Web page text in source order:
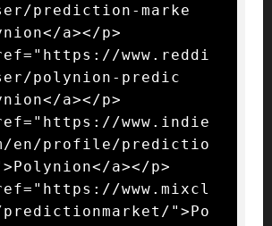
prediction-marke
a></p>
www.reddi
polynion-predic
a></p>
www.indie
en/profile/predictio
a></p>
www.mixcl
predictionmarket/">Po